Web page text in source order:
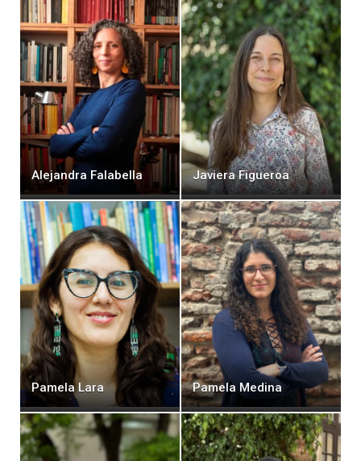
Alejandra Falabella Javiera Figueroa
Pamela Lara Pamela Medina